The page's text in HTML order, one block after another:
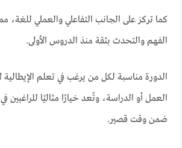
كما تركز على الجانب التفاعلي والعملي للغة،
الفهم والتحدث بثقة منذ الدروس الأولى.
الدورة مناسبة لكل من يرغب في تعلم الإيطالية
العمل أو الدراسة، وتُعد خيارًا مثاليًا
ضمن وقت قصير.